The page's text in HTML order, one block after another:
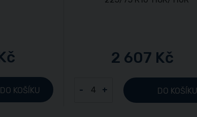
DO KOŠÍKU
2 607 Kč
- + DO KOŠÍKU